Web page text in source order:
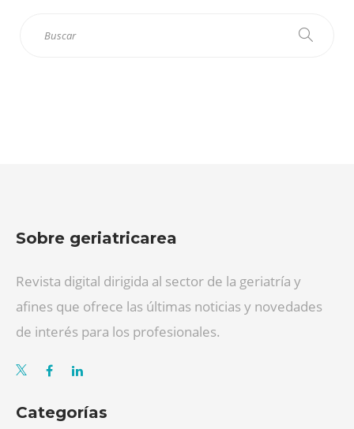
Sobre geriatricarea
Revista digital dirigida al sector de la geriatría y
afines que ofrece las últimas noticias y novedades
de interés para los profesionales.
Categorías